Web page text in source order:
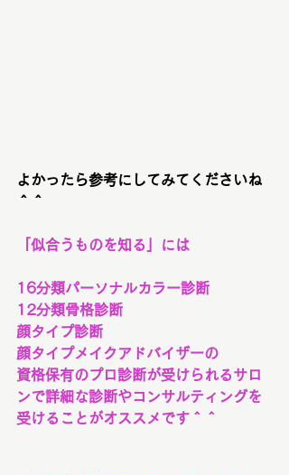
よかったら参考にしてみてくださいね
＾＾
「似合うものを知る」 には
16分類パーソナルカラー診断
12分類骨格診断
顔タイプ診断
顔タイプメイクアドバイザーの
資格保有のプロ診断が受けられるサロ
ンで詳細な診断やコンサルティングを
受けることがオススメです＾＾